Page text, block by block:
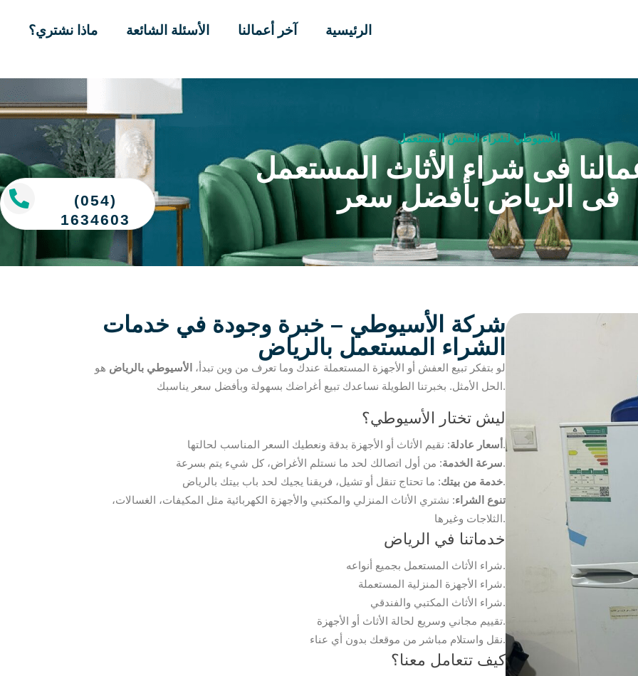
ماذا نشتري؟ الأسئلة الشائعة آخر أعمالنا الرئيسية
الأسيوطي لشراء العفش المستعمل
فى شراء الأثاث المستعمل
فى الرياض بأفضل سعر
شركة الأسيوطي – خبرة وجودة في خدمات
الشراء المستعمل بالرياض
لو بتفكر تبيع العفش أو الأجهزة المستعملة عندك وما تعرف من وين تبدأ، الأسيوطي بالرياض هو
الحل الأمثل. بخبرتنا الطويلة نساعدك تبيع أغراضك بسهولة وبأفضل سعر يناسبك.
ليش تختار الأسيوطي؟
أسعار عادلة: نقيم الأثاث أو الأجهزة بدقة ونعطيك السعر المناسب لحالتها.
سرعة الخدمة: من أول اتصالك لحد ما نستلم الأغراض، كل شيء يتم بسرعة.
خدمة من بيتك: ما تحتاج تنقل أو تشيل، فريقنا يجيك لحد باب بيتك بالرياض.
تنوع الشراء: نشتري الأثاث المنزلي والمكتبي والأجهزة الكهربائية مثل المكيفات، الغسالات،
الثلاجات وغيرها.
خدماتنا في الرياض
شراء الأثاث المستعمل بجميع أنواعه.
شراء الأجهزة المنزلية المستعملة.
شراء الأثاث المكتبي والفندقي.
تقييم مجاني وسريع لحالة الأثاث أو الأجهزة.
نقل واستلام مباشر من موقعك بدون أي عناء.
كيف تتعامل معنا؟
(054)
1634603